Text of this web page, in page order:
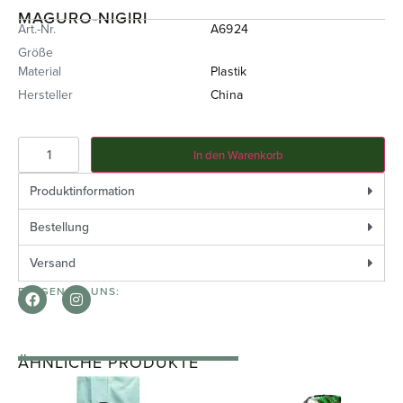
MAGURO-NIGIRI
Art.-Nr.
A6924
Größe
Material
Plastik
Hersteller
China
In den Warenkorb
Produktinformation
Bestellung
Versand
FOLGEN SIE UNS:
ÄHNLICHE PRODUKTE